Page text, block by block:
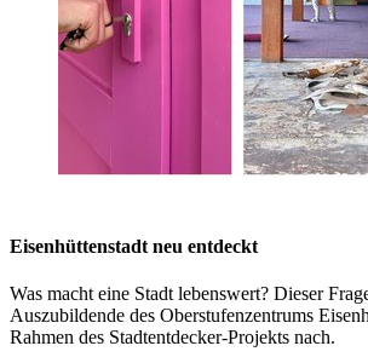
Eisenhüttenstadt neu entdeckt
Was macht eine Stadt lebenswert? Dieser
Auszubildende des Oberstufenzentrums
Rahmen des Stadtentdecker-Projekts nach.